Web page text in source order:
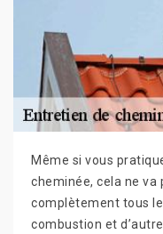
Même si vous
cheminée, cela ne
complètement tous
combustion et